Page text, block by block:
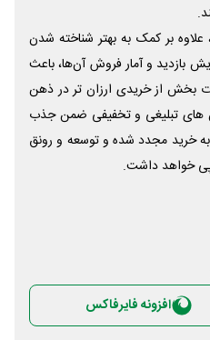
علاوه بر کمک به بهتر شناخته شدن
بازدید و آمار فروش آن‌ها، باعث
بخش از خریدی ارزان تر در ذهن
های تبلیغی و تخفیفی ضمن جذب
خرید مجدد شده و توسعه و رونق
پی خواهد داشت.
افزونه فایرفاکس